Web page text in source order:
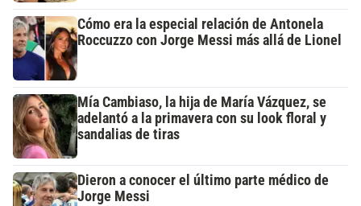
Cómo era la especial relación de Antonela
Roccuzzo con Jorge Messi más allá de Lionel
Mía Cambiaso, la hija de María Vázquez, se
adelantó a la primavera con su look floral y
sandalias de tiras
Dieron a conocer el último parte médico de
Jorge Messi